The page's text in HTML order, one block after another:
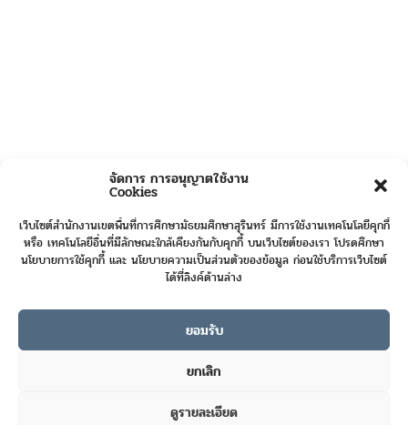
จัดการ การอนุญาตใช้งาน
Cookies
เว็บไซต์สำนักงานเขตพื้นที่การศึกษามัธยมศึกษาสุรินทร์ มีการใช้งานเทคโนโลยีคุกกี้
หรือ เทคโนโลยีอื่นที่มีลักษณะใกล้เคียงกันกับคุกกี้ บนเว็บไซต์ของเรา โปรดศึกษา
นโยบายการใช้คุกกี้ และ นโยบายความเป็นส่วนตัวของข้อมูล ก่อนใช้บริการเว็บไซต์
ได้ที่ลิงค์ด้านล่าง
ยอมรับ
ยกเลิก
ดูรายละเอียด
423061 Contact us